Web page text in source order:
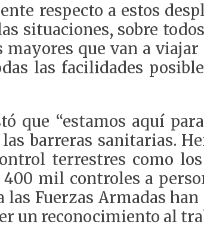
respecto a estos
situaciones, sobre
que van a
las facilidades
que “estamos aquí
barreras sanitarias.
terrestres como
mil controles a
Fuerzas Armadas
un reconocimiento al